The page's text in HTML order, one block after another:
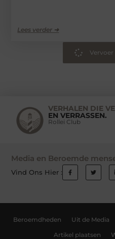
Lees verder ➜
VERHALEN DIE
EN VERRASSEN.
Rollei Club
Media en Beroemde
Vind Ons Hier :
Beroemdheden Uit de Media
Artikel plaatsen